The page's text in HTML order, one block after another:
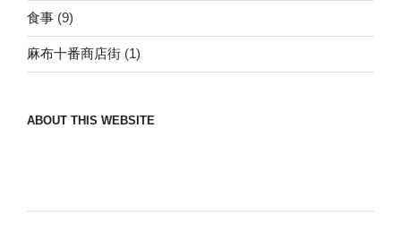
食事 (9)
麻布十番商店街 (1)
ABOUT THIS WEBSITE